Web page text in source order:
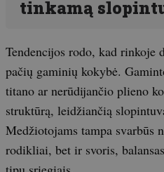
tinkamą
Tendencijos rodo, kad rinkoje
pačių gaminių kokybė.
titano ar nerūdijančio plieno
struktūrą, leidžiančią
Medžiotojams tampa svarbūs
rodikliai, bet ir svoris,